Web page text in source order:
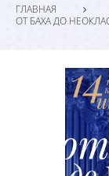
ГЛАВНАЯ
ОТ БАХА ДО